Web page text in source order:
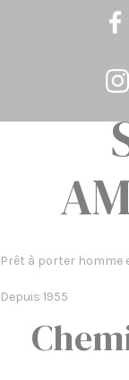
Prêt à porter homme
Depuis 1955